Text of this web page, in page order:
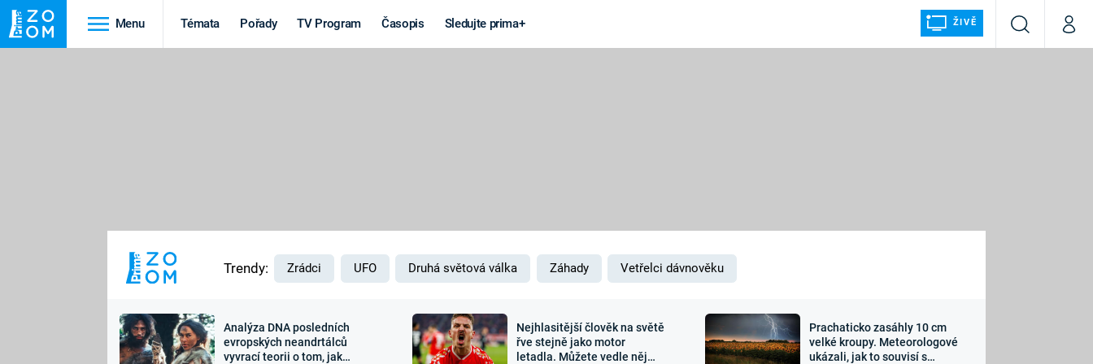
Menu Témata Pořady TV Program Časopis Sledujte prima+ ŽIVĚ
VyhledáváníMůj
MARS
Výročí
Záhady a
Zajímavosti Sledujte nás
Trendy: Zrádci UFO Druhá světová válka Záhady Vetřelci dávnověku
Analýza DNA posledních
evropských neandrtálců
vyvrací teorii o tom, jak
Nejhlasitější člověk na světě
řve stejně jako motor
letadla. Můžete vedle něj
Prachaticko zasáhly 10 cm
velké kroupy. Meteorologové
ukázali, jak to souvisí s